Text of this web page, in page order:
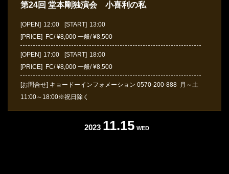
第24回 堂本剛独演会 小喜利の私
[OPEN] 12:00 [START] 13:00
[PRICE] FC/ ¥8,000 一般/ ¥8,500
[OPEN] 17:00 [START] 18:00
[PRICE] FC/ ¥8,000 一般/ ¥8,500
[お問合せ] キョードーインフォメーション 0570-200-888 月～土
11:00～18:00※祝日除く
2023 11.15 WED